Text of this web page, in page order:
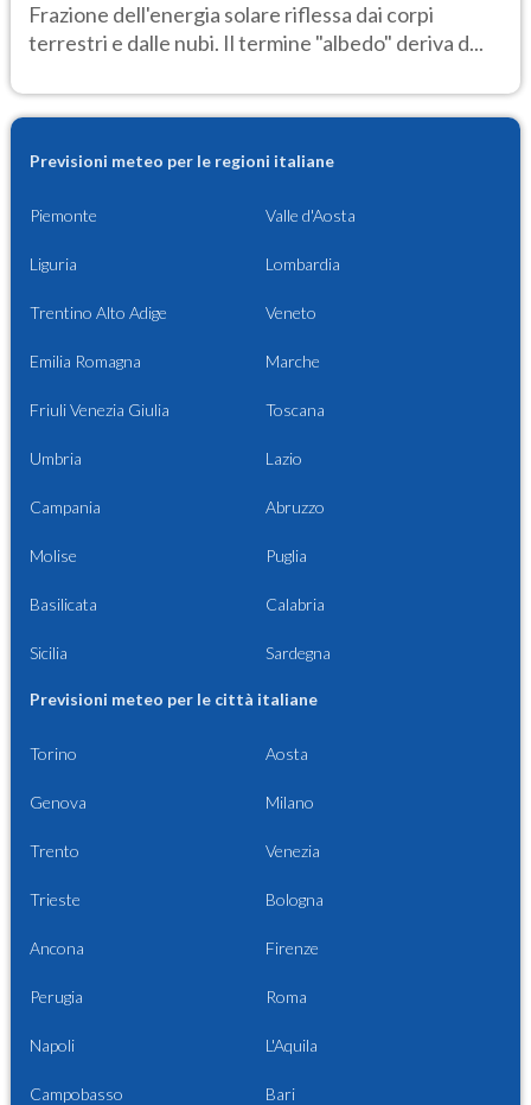
Frazione dell'energia solare riflessa dai corpi
terrestri e dalle nubi. Il termine "albedo" deriva d...
Previsioni meteo per le regioni italiane
Piemonte Valle d'Aosta
Liguria Lombardia
Trentino Alto Adige Veneto
Emilia Romagna Marche
Friuli Venezia Giulia Toscana
Umbria Lazio
Campania Abruzzo
Molise Puglia
Basilicata Calabria
Sicilia Sardegna
Previsioni meteo per le città italiane
Torino Aosta
Genova Milano
Trento Venezia
Trieste Bologna
Ancona Firenze
Perugia Roma
Napoli L'Aquila
Campobasso Bari